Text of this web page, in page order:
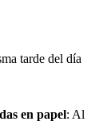
tarde del día
en papel: Al